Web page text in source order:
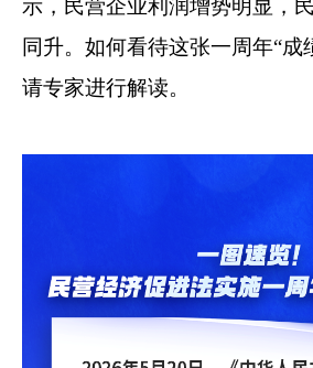
示，民营企业利润增势明显，
同升。如何看待这张一周年“成
请专家进行解读。